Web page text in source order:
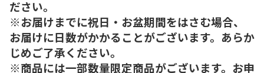
ださい。
※お届けまでに祝日・お盆期間をはさむ場合、
お届けに日数がかかることがございます。あらか
じめご了承ください。
※商品には一部数量限定商品がございます。お申